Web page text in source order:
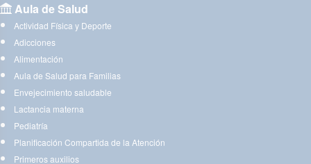
Aula de Salud
Actividad Física y Deporte
Adicciones
Alimentación
Aula de Salud para Familias
Envejecimiento saludable
Lactancia materna
Pediatría
Planificación Compartida de la Atención
Primeros auxilios